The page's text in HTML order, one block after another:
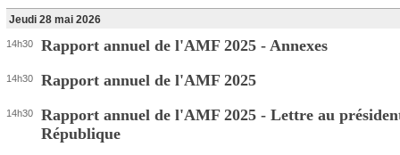
Jeudi 28 mai 2026
14h30 Rapport annuel de l'AMF 2025 - Annexes
14h30 Rapport annuel de l'AMF 2025
14h30
Rapport annuel de l'AMF 2025 - Lettre au
République